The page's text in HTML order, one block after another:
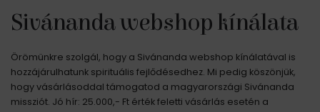
Sivánanda webshop kínálata
Örömünkre szolgál, hogy a Sivánanda webshop kínálatával is
hozzájárulhatunk spirituális fejlődésedhez. Mi pedig köszönjük,
hogy vásárlásoddal támogatod a magyarországi Sivánanda
missziót. Jó hír: 25.000,- Ft érték feletti vásárlás esetén a